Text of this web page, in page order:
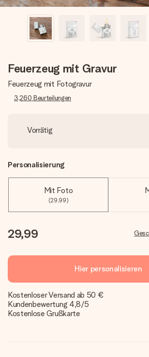
Feuerzeug mit Gravur
Feuerzeug mit Fotogravur
3,260 Beurteilungen
Vorrätig
Personalisierung
Mit Foto
(29,99)
29,99
Hier personalisieren
Kostenloser Versand ab 50 €
Kundenbewertung 4,8/5
Kostenlose Grußkarte